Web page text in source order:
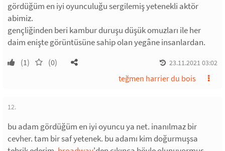
gördüğüm en iyi oyunculuğu sergilemiş yetenekli aktör
abimiz.
gençliğinden beri kambur duruşu düşük omuzları ile her
daim enişte görüntüsüne sahip olan yegâne insanlardan.
(1) (0) 23.11.2021 03:02
teğmen harrier du bois
12.
bu adam gördüğüm en iyi oyuncu ya net. inanılmaz bir
cevher. tam bir saf yetenek. bu adamı kim doğurmuşsa